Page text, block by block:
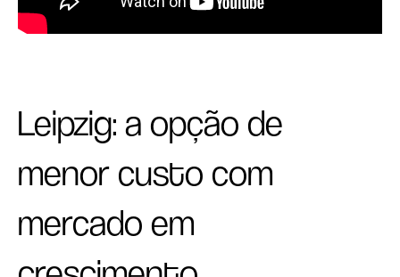
Leipzig: a opção de
menor custo com
mercado em